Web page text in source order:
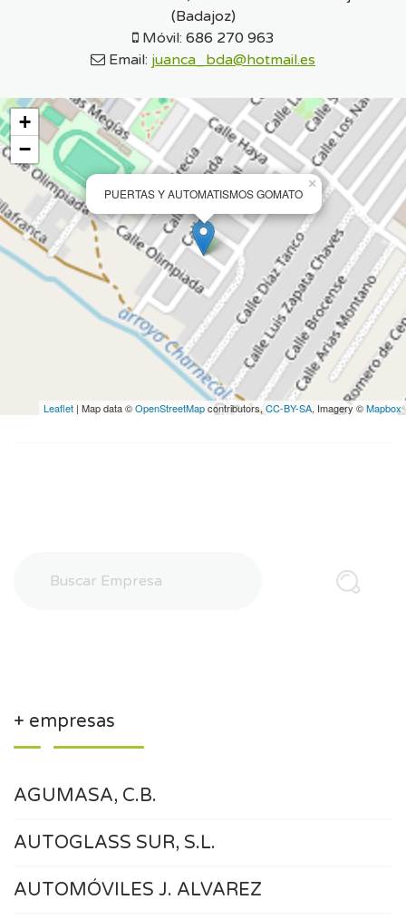
(Badajoz)
Móvil: 686 270 963
Email: juanca_bda@hotmail.es
PUERTAS Y AUTOMATISMOS GOMATO
×
+
−
Leaflet | Map data ©OpenStreetMapcontributors, CC-BY-SA, Imagery ©Mapbox
+ empresas
AGUMASA, C.B.
AUTOGLASS SUR, S.L.
AUTOMÓVILES J. ALVAREZ